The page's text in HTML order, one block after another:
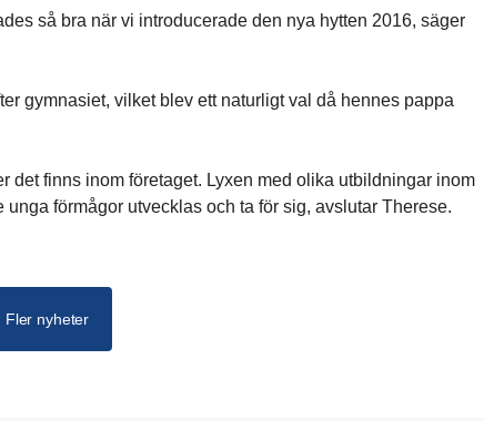
så bra när vi introducerade den nya hytten 2016, säger
gymnasiet, vilket blev ett naturligt val då hennes pappa
det finns inom företaget. Lyxen med olika utbildningar inom
förmågor utvecklas och ta för sig, avslutar Therese.
Fler nyheter